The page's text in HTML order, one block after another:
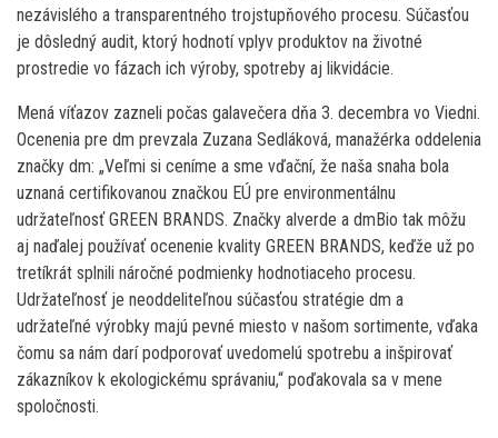
nezávislého a transparentného trojstupňového procesu. Súčasťou
je dôsledný audit, ktorý hodnotí vplyv produktov na životné
prostredie vo fázach ich výroby, spotreby aj likvidácie.
Mená víťazov zazneli počas galavečera dňa 3. decembra vo Viedni.
Ocenenia pre dm prevzala Zuzana Sedláková, manažérka oddelenia
značky dm: „Veľmi si ceníme a sme vďační, že naša snaha bola
uznaná certifikovanou značkou EÚ pre environmentálnu
udržateľnosť GREEN BRANDS. Značky alverde a dmBio tak môžu
aj naďalej používať ocenenie kvality GREEN BRANDS, keďže už po
tretíkrát splnili náročné podmienky hodnotiaceho procesu.
Udržateľnosť je neoddeliteľnou súčasťou stratégie dm a
udržateľné výrobky majú pevné miesto v našom sortimente, vďaka
čomu sa nám darí podporovať uvedomelú spotrebu a inšpirovať
zákazníkov k ekologickému správaniu,“ poďakovala sa v mene
spoločnosti.